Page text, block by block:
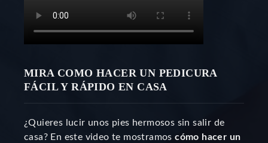
MIRA COMO HACER UN PEDICURA
FÁCIL Y RÁPIDO EN CASA
¿Quieres lucir unos pies hermosos sin salir de
casa? En este video te mostramoscómo hacer un